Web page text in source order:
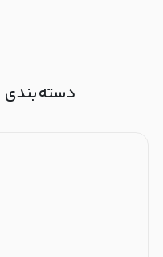
دسته‌بندی